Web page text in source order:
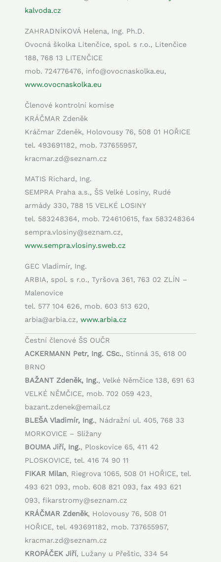
kalvoda.cz
ZAHRADNÍKOVÁ Helena, Ing. Ph.D.
Ovocná školka Litenčice, spol. s r.o., Litenčice
188, 768 13 LITENČICE
mob. 724776476, info@ovocnaskolka.eu,
www.ovocnaskolka.eu
Členové kontrolní komise
KRÁČMAR Zdeněk
Kráčmar Zdeněk, Holovousy 76, 508 01 HOŘICE
tel. 493691182, mob. 737655957,
kracmar.zd@seznam.cz
MATIS Richard, Ing.
SEMPRA Praha a.s., ŠS Velké Losiny, Rudé
armády 330, 788 15 VELKÉ LOSINY
tel. 583248364, mob. 724610615, fax 583248364
sempra.vlosiny@seznam.cz,
www.sempra.vlosiny.sweb.cz
GEC Vladimír, Ing.
ARBIA, spol. s r.o., Tyršova 361, 763 02 ZLÍN –
Malenovice
tel. 577 104 626, mob. 603 513 620,
arbia@arbia.cz, www.arbia.cz
Čestní členové ŠS OUČR
ACKERMANN Petr, Ing. CSc., Stinná 35, 618 00
BRNO
BAŽANT Zdeněk, Ing., Velké Němčice 138, 691 63
VELKÉ NĚMČICE, mob. 702 059 423,
bazant.zdenek@email.cz
BLEŠA Vladimír, Ing., Nádražní ul. 405, 768 33
MORKOVICE – Slížany
BOUMA Jiří, Ing., Ploskovice 65, 411 42
PLOSKOVICE, tel. 416 74 90 11
FIKAR Milan, Riegrova 1065, 508 01 HOŘICE, tel.
493 621 093, mob. 608 821 093, fax 493 621
093, fikarstromy@seznam.cz
KRÁČMAR Zdeněk, Holovousy 76, 508 01
HOŘICE, tel. 493691182, mob. 737655957,
kracmar.zd@seznam.cz
KROPÁČEK Jiří, Lužany u Přeštic, 334 54